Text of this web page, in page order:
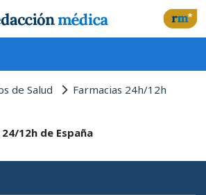
de Salud Farmacias 24h/12h
12h de España